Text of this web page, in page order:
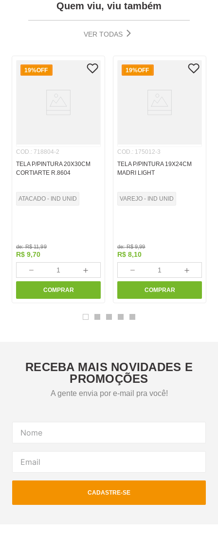
Quem viu, viu também
VER TODAS
19%OFF
COD.: 718804-2
TELA P/PINTURA 20X30CM
CORTIARTE R.8604
ATACADO - IND UNID
de:R$ 11,99
R$ 9,70
＋
－
COMPRAR
19%OFF
COD.: 175012-3
TELA P/PINTURA 19X24CM
MADRI LIGHT
VAREJO - IND UNID
de:R$ 9,99
R$ 8,10
＋
－
COMPRAR
RECEBA MAIS NOVIDADES E
PROMOÇÕES
A gente envia por e-mail pra você!
CADASTRE-SE